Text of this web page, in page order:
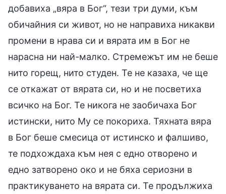
добавиха „вяра в Бог“, тези три думи, към
обичайния си живот, но не направиха никакви
промени в нрава си и вярата им в Бог не
нарасна ни най-малко. Стремежът им не беше
нито горещ, нито студен. Те не казаха, че ще
се откажат от вярата си, но и не посветиха
всичко на Бог. Те никога не заобичаха Бог
истински, нито Му се покориха. Тяхната вяра
в Бог беше смесица от истинско и фалшиво,
те подхождаха към нея с едно отворено и
едно затворено око и не бяха сериозни в
практикуването на вярата си. Те продължиха